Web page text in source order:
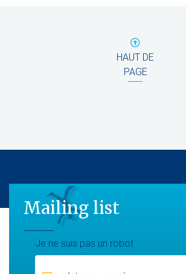
HAUT DE
PAGE
Mailing list
Je ne suis pas un robotMailing list